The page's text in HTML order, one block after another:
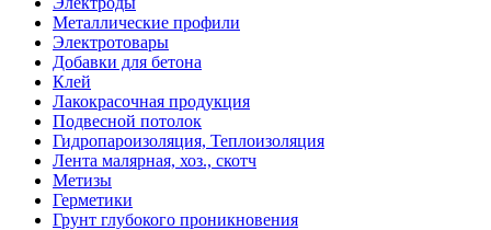
Металлические профили
Электротовары
Добавки для бетона
Клей
Лакокрасочная продукция
Подвесной потолок
Гидропароизоляция, Теплоизоляция
Лента малярная, хоз., скотч
Метизы
Герметики
Грунт глубокого проникновения